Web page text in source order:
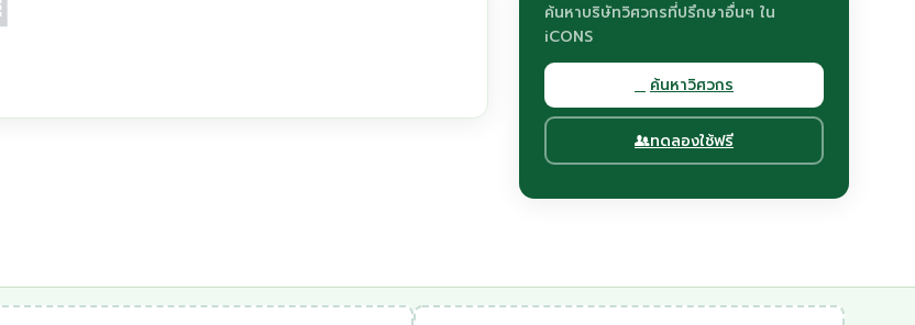
ค้นหาบริษัทวิศวกรที่ปรึกษาอื่นๆ ใน
iCONS
ค้นหาวิศวกร
ทดลองใช้ฟรี